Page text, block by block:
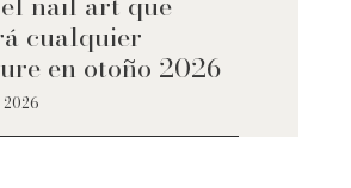
cualquier
en otoño 2026
2026